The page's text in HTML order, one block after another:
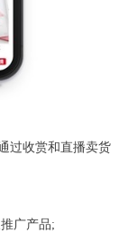
过收赏和直播卖货
广产品;